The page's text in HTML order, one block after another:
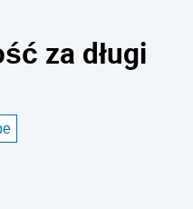
za długi